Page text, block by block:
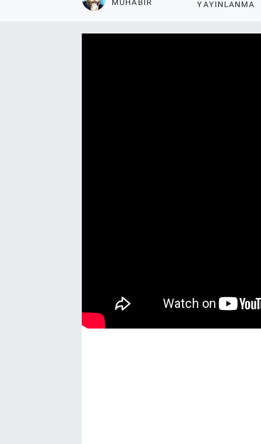
MUHABİR YAYINLANMA
Son Dakika Haberleri